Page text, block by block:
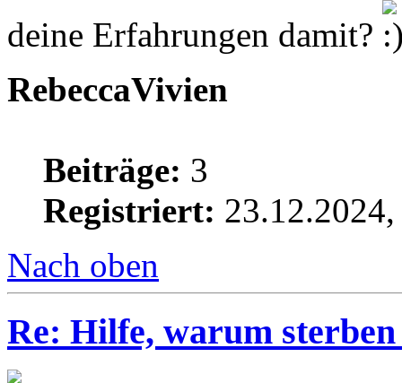
deine Erfahrungen damit?
RebeccaVivien
Beiträge: 3
Registriert:
Nach oben
Re: Hilfe, warum sterben